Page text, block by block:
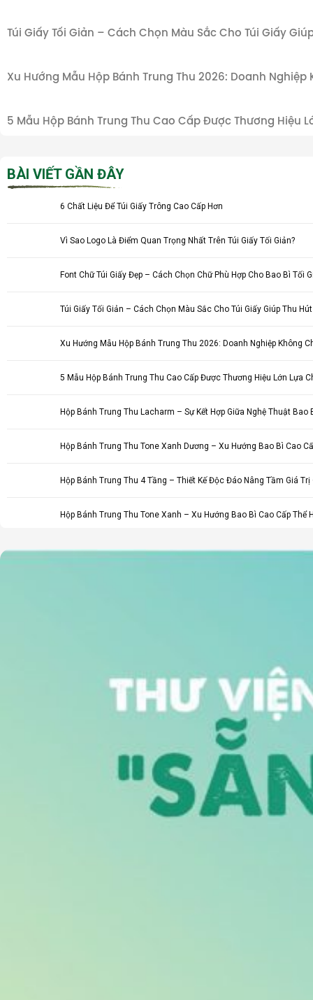
Túi Giấy Tối Giản – Cách Chọn Màu Sắc Cho Túi Giấy
Xu Hướng Mẫu Hộp Bánh Trung Thu 2026: Doanh
5 Mẫu Hộp Bánh Trung Thu Cao Cấp Được Thương Hiệu
BÀI VIẾT GẦN ĐÂY
6 Chất Liệu Để Túi Giấy Trông Cao Cấp Hơn
Vì Sao Logo Là Điểm Quan Trọng Nhất Trên Túi Giấy Tối Giản?
Font Chữ Túi Giấy Đẹp – Cách Chọn Chữ Phù Hợp Cho Bao Bì Tối
Túi Giấy Tối Giản – Cách Chọn Màu Sắc Cho Túi Giấy Giúp Thu
Xu Hướng Mẫu Hộp Bánh Trung Thu 2026: Doanh Nghiệp Không
5 Mẫu Hộp Bánh Trung Thu Cao Cấp Được Thương Hiệu Lớn Lựa
Hộp Bánh Trung Thu Lacharm – Sự Kết Hợp Giữa Nghệ Thuật Bao
Hộp Bánh Trung Thu Tone Xanh Dương – Xu Hướng Bao Bì Cao
Hộp Bánh Trung Thu 4 Tầng – Thiết Kế Độc Đáo Nâng Tầm Giá
Hộp Bánh Trung Thu Tone Xanh – Xu Hướng Bao Bì Cao Cấp Thể